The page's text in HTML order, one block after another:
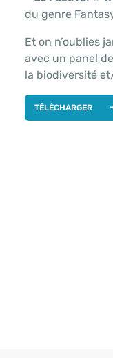
du genre
Et on n’oublies
avec un panel
la biodiversité
TÉLÉCHARGER